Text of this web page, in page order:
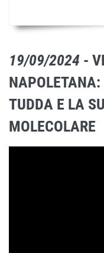
19/09/2024 -
TUDDA E LA
MOLECOLARE